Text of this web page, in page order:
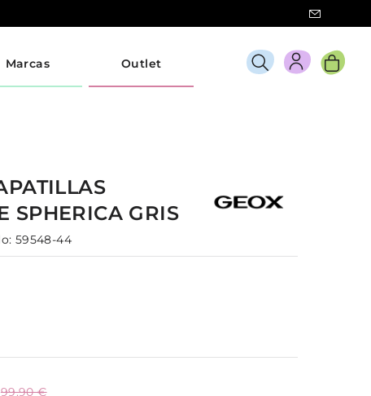
Marcas Outlet
SPHERICA GRIS
59548-44
99,90 €